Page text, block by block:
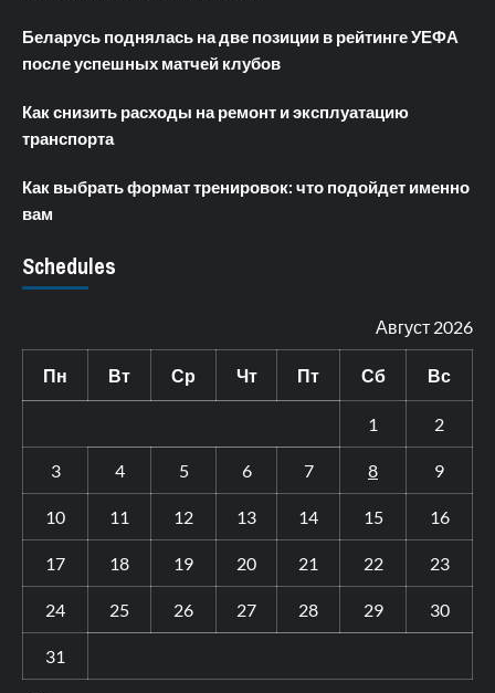
Беларусь поднялась на две позиции в рейтинге УЕФА
после успешных матчей клубов
Как снизить расходы на ремонт и эксплуатацию
транспорта
Как выбрать формат тренировок: что подойдет именно
вам
Schedules
Август 2026
Пн Вт Ср Чт Пт Сб Вс
1 2
3 4 5 6 7 8 9
10 11 12 13 14 15 16
17 18 19 20 21 22 23
24 25 26 27 28 29 30
31